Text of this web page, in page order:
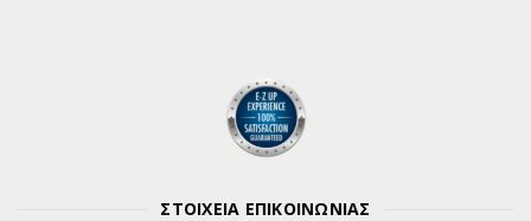
ΣΤΟΙΧΕΙΑ ΕΠΙΚΟΙΝΩΝΙΑΣ